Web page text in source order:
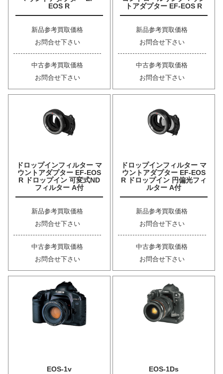
EOS R
新品参考買取価格
お問合せ下さい
中古参考買取価格
お問合せ下さい
トアダプター EF-EOS R
新品参考買取価格
お問合せ下さい
中古参考買取価格
お問合せ下さい
ドロップインフィルター マ
ウントアダプター EF-EOS
R ドロップイン 可変式ND
フィルター A付
新品参考買取価格
お問合せ下さい
中古参考買取価格
お問合せ下さい
ドロップインフィルター マ
ウントアダプター EF-EOS
R ドロップイン 円偏光フィ
ルター A付
新品参考買取価格
お問合せ下さい
中古参考買取価格
お問合せ下さい
EOS-1v EOS-1Ds